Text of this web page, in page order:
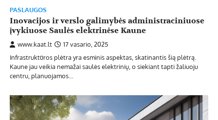
PASLAUGOS
Inovacijos ir verslo galimybės administraciniuose
įvykiuose Saulės elektrinėse Kaune
www.kaat.lt
17 vasario, 2025
Infrastruktūros plėtra yra esminis aspektas, skatinantis šią plėtrą.
Kaune jau veikia nemažai saulės elektrinių, o siekiant tapti žaliuoju
centru, planuojamos…